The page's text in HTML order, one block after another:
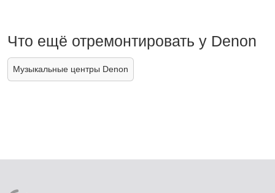
Что ещё отремонтировать у Denon
Музыкальные центры Denon